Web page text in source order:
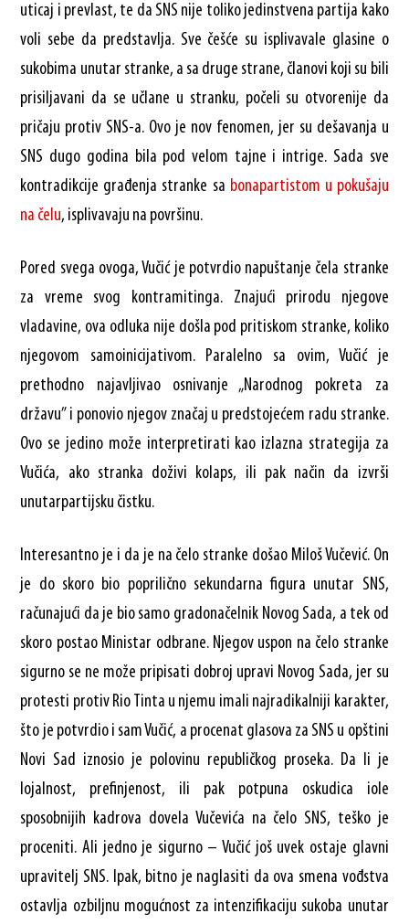
uticaj i prevlast, te da SNS nije toliko jedinstvena partija kako
voli sebe da predstavlja. Sve češće su isplivavale glasine o
sukobima unutar stranke, a sa druge strane, članovi koji su bili
prisiljavani da se učlane u stranku, počeli su otvorenije da
pričaju protiv SNS-a. Ovo je nov fenomen, jer su dešavanja u
SNS dugo godina bila pod velom tajne i intrige. Sada sve
kontradikcije građenja stranke sa bonapartistom u pokušaju
na čelu, isplivavaju na površinu.
Pored svega ovoga, Vučić je potvrdio napuštanje čela stranke
za vreme svog kontramitinga. Znajući prirodu njegove
vladavine, ova odluka nije došla pod pritiskom stranke, koliko
njegovom samoinicijativom. Paralelno sa ovim, Vučić je
prethodno najavljivao osnivanje „Narodnog pokreta za
državu” i ponovio njegov značaj u predstojećem radu stranke.
Ovo se jedino može interpretirati kao izlazna strategija za
Vučića, ako stranka doživi kolaps, ili pak način da izvrši
unutarpartijsku čistku.
Interesantno je i da je na čelo stranke došao Miloš Vučević. On
je do skoro bio poprilično sekundarna figura unutar SNS,
računajući da je bio samo gradonačelnik Novog Sada, a tek od
skoro postao Ministar odbrane. Njegov uspon na čelo stranke
sigurno se ne može pripisati dobroj upravi Novog Sada, jer su
protesti protiv Rio Tinta u njemu imali najradikalniji karakter,
što je potvrdio i sam Vučić, a procenat glasova za SNS u opštini
Novi Sad iznosio je polovinu republičkog proseka. Da li je
lojalnost, prefinjenost, ili pak potpuna oskudica iole
sposobnijih kadrova dovela Vučevića na čelo SNS, teško je
proceniti. Ali jedno je sigurno – Vučić još uvek ostaje glavni
upravitelj SNS. Ipak, bitno je naglasiti da ova smena vođstva
ostavlja ozbiljnu mogućnost za intenzifikaciju sukoba unutar